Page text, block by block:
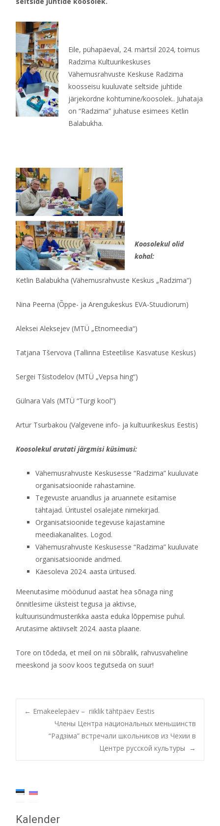
Eile, pühapäeval, 24. märtsil 2024, toimus
Radzima Kultuurikeskuses
Vähemusrahvuste Keskuse Radzima
koosseisu kuuluvate seltside juhtide
järjekordne kohtumine/koosolek.. Juhataja
on “Radzima” juhatuse esimees Ketlin
Balabukha.
Koosolekul olid
kohal:
Ketlin Balabukha (Vähemusrahvuste Keskus „Radzima“)
Nina Peerna (Õppe- ja Arengukeskus EVA-Stuudiorum)
Aleksei Aleksejev (MTÜ „Etnomeedia“)
Tatjana Tšervova (Tallinna Esteetilise Kasvatuse Keskus)
Sergei Tšistodelov (MTÜ „Vepsa hing“)
Gülnara Vals (MTÜ “Türgi kool”)
Artur Tsurbakou (Valgevene info- ja kultuurikeskus Eestis)
Koosolekul arutati järgmisi küsimusi:
Vähemusrahvuste Keskusesse “Radzima” kuuluvate
organisatsioonide rahastamine.
Tegevuste aruandlus ja aruannete esitamise
tähtajad. Üritustel osalejate nimekirjad.
Organisatsioonide tegevuse kajastamine
meediakanalites. Logod.
Vähemusrahvuste Keskusesse “Radzima” kuuluvate
organisatsioonide andmed.
Käesoleva 2024. aasta üritused.
Meenutasime möödunud aastat hea sõnaga ning
õnnitlesime üksteist tegusa ja aktivse,
kultuurisündmusterikka aasta eduka lõppemise puhul.
Arutasime aktiivselt 2024. aasta plaane.
Tore on tõdeda, et meil on nii sõbralik, rahvusvaheline
meeskond ja soov koos tegutseda on suur!
Post
navigation
← Emakeelepäev – riiklik tähtpäev Eestis
Члены Центра национальных меньшинств
“Радзiма” встречали школьников из Чехии в
Центре русской культуры
→
Kalender